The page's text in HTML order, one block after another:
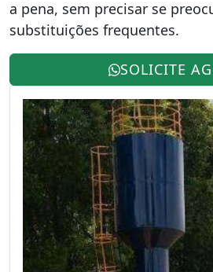
a pena, sem precisar se
substituições frequentes.
SOLICITE